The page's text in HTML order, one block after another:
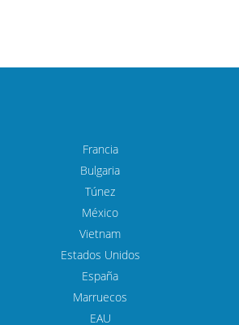
Francia
Bulgaria
Тúnez
México
Vietnam
Estados Unidos
España
Marruecos
EAU